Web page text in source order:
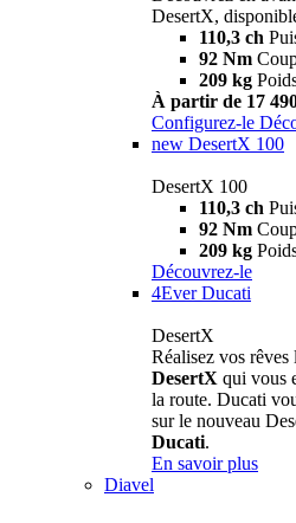
DesertX,
110,3 ch
92 Nm
209 kg
À partir de 17
Configurez-le
new DesertX 100
DesertX 100
110,3 ch
92 Nm
209 kg
Découvrez-le
4Ever Ducati
DesertX
Réalisez vos
DesertX qui vous
la route. Ducati
sur le nouveau
Ducati.
En savoir plus
Diavel